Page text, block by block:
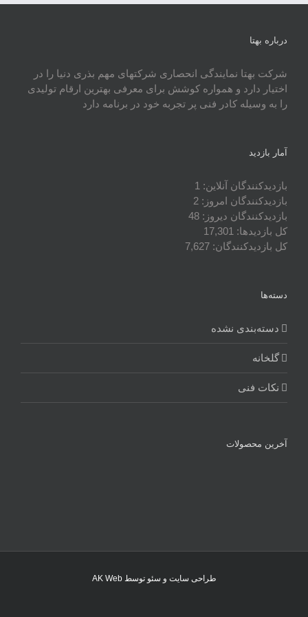
درباره بهتا
شرکت بهتا نمایندگی انحصاری شرکتهای مهم بذری دنیا را در
اختیار دارد و همواره کوشش برای معرفی بهترین ارقام تولیدی
را به وسیله کادر فنی پر تجربه خود در برنامه دارد
آمار بازدید
بازدیدکنندگان آنلاین: 1
بازدیدکنندگان امروز: 2
بازدیدکنندگان دیروز: 48
کل بازدیدها: 17,301
کل بازدیدکنند‌گان: 7,627
دسته‌ها
دسته‌بندی نشده
گلخانه
نکات فنی
آخرین محصولات
طراحی سایت و سئو توسطAK Web